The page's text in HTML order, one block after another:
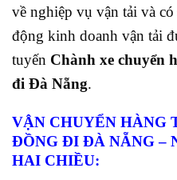
về nghiệp vụ vận tải và
động kinh doanh vận tải
tuyến Chành xe chuyển
đi Đà Nẵng.
VẬN CHUYỂN HÀNG
ĐỒNG ĐI ĐÀ NẴNG–
HAI CHIỀU: